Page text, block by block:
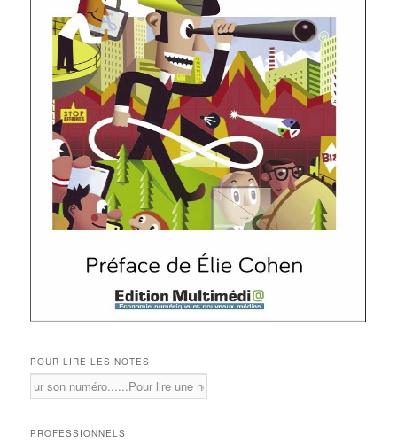
POUR LIRE LES NOTES
PROFESSIONNELS